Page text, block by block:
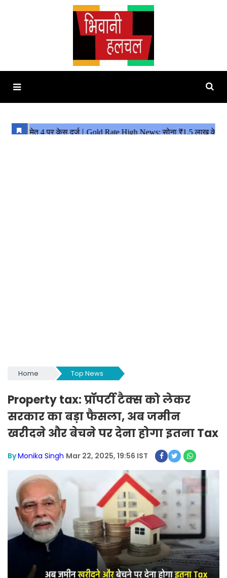
Home Top News
Property tax: प्रॉपर्टी टैक्स को लेकर
सरकार का बड़ा फैसला, अब जमीन
खरीदने और बेचने पर देना होगा इतना Tax
ByMonika Singh Mar 22, 2025, 19:56 IST